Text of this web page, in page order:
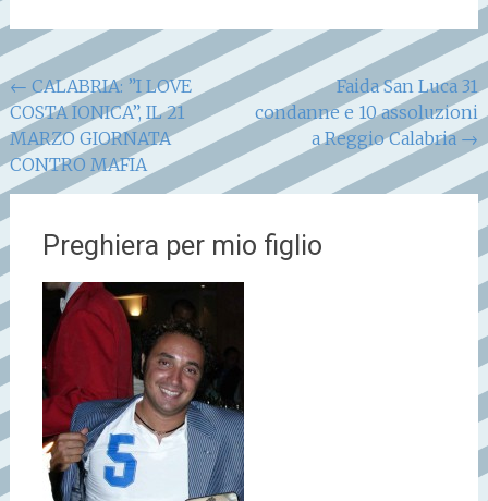
Navigazione
articoli
← CALABRIA: ”I LOVE
COSTA IONICA”, IL 21
MARZO GIORNATA
CONTRO MAFIA
Faida San Luca 31
condanne e 10 assoluzioni
a Reggio Calabria →
Preghiera per mio figlio